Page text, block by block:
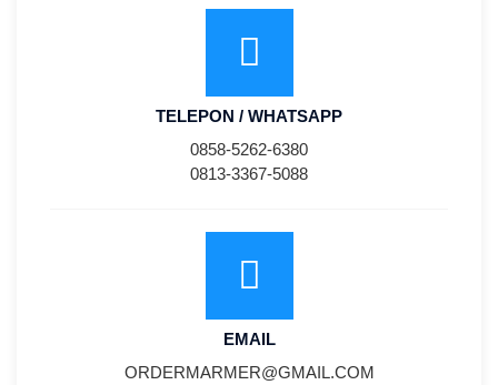
TELEPON / WHATSAPP
0858-5262-6380
0813-3367-5088
EMAIL
ORDERMARMER@GMAIL.COM